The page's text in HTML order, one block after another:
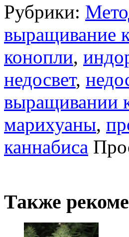
Рубрики:
выращивание
конопли,
недосвет,
выращивании
марихуаны,
каннабиса
Также